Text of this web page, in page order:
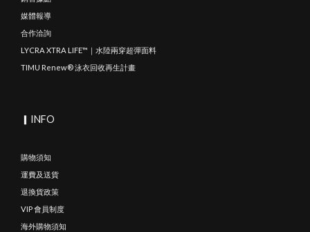
媒體報導
合作洽詢
LYCRA XTRA LIFE™｜水陸兩穿超彈面料
TIMU Renew® 泳衣回收再生計畫
▎INFO
購物須知
運費及送貨
退換貨政策
VIP 會員制度
海外購物須知